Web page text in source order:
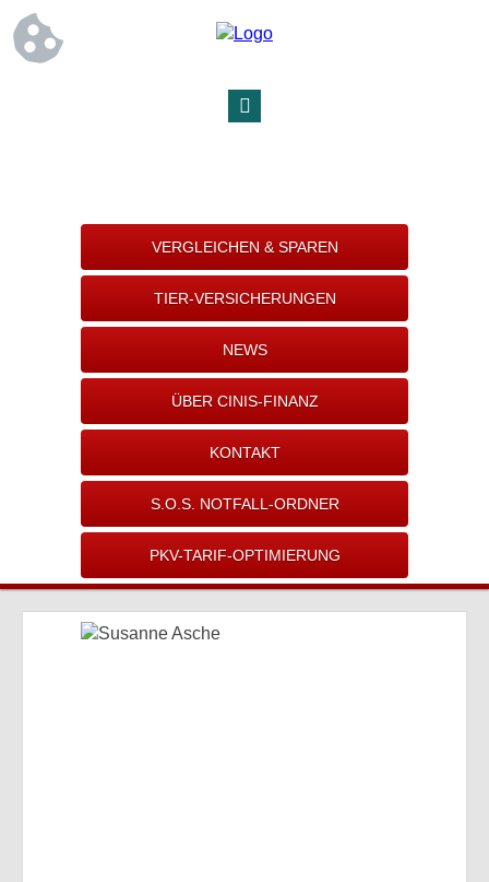
VERGLEICHEN & SPAREN
TIER-VERSICHERUNGEN
NEWS
ÜBER CINIS-FINANZ
KONTAKT
S.O.S. NOTFALL-ORDNER
PKV-TARIF-OPTIMIERUNG